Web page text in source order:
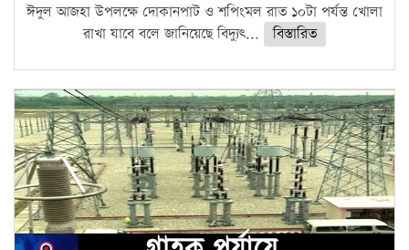
ঈদুল আজহা উপলক্ষে দোকানপাট ও শপিংমল রাত ১০টা পর্যন্ত খোলা
রাখা যাবে বলে জানিয়েছে বিদ্যুৎ...
বিস্তারিত